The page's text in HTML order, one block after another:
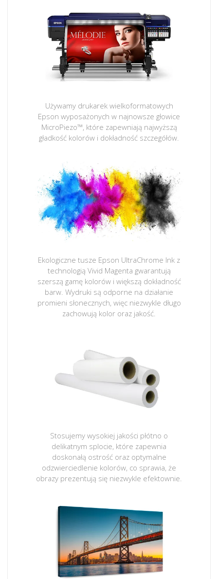
Używamy drukarek wielkoformatowych
Epson wyposażonych w najnowsze głowice
MicroPiezo™, które zapewniają najwyższą
gładkość kolorów i dokładność szczegółów.
Ekologiczne tusze Epson UltraChrome Ink z
technologią Vivid Magenta gwarantują
szerszą gamę kolorów i większą dokładność
barw. Wydruki są odporne na działanie
promieni słonecznych, więc niezwykle długo
zachowują kolor oraz jakość.
Stosujemy wysokiej jakości płótno o
delikatnym splocie, które zapewnia
doskonałą ostrość oraz optymalne
odzwierciedlenie kolorów, co sprawia, że
obrazy prezentują się niezwykle efektownie.